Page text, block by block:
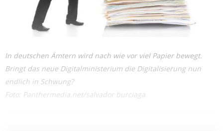
In deutschen Ämtern wird nach wie vor viel Papier bewegt.
Bringt das neue Digitalministerium die Digitalisierung nun
endlich in Schwung?
Foto: Panthermedia.net/salvador burciaga